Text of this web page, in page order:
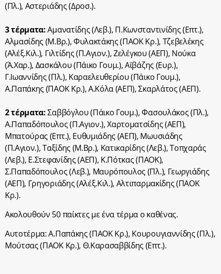
(Πλ.), Αστεριάδης (Δροσ.).
3 τέρματα:Αμανατίδης (Λεβ.), Π.Κωνσταντινίδης (Επτ.),
Αλμασίδης (Μ.Βρ.), Φυλακτάκης (ΠΑΟΚ Κρ.), Τζεβελέκης
(Αλέξ.Κιλ.), Γιλτίδης (Π.Αγιον.), Ζελέγκου (ΑΕΠ), Νούκα
(Ά.Χαρ.), Δασκάλου (Πάικο Γουμ.), Αϊβάζης (Ευρ.),
Γ.Ιωαννίδης (Πλ.), Καραελευθερίου (Πάικο Γουμ.),
Α.Παπάκης (ΠΑΟΚ Κρ.), Α.Κόλα (ΑΕΠ), Σκαρλάτος (ΑΕΠ).
2 τέρματα:Σαββόγλου (Πάικο Γουμ.), Φασουλάκος (Πλ.),
Α.Παπαδόπουλος (Π.Αγιον.), Χαρτοματσίδης (ΑΕΠ),
Μπατούρας (Επτ.), Ευθυμιάδης (ΑΕΠ), Μωυσιάδης
(Π.Αγιον.), Ταξίδης (Μ.Βρ.), Κατικαρίδης (Λεβ.), Τοπχαράς
(Λεβ.), Ε.Στεφανίδης (ΑΕΠ), Κ.Πότκας (ΠΑΟΚ),
Σ.Παπαδόπουλος (Λεβ.), Μαυρόπουλος (Πλ.), Γεωργιάδης
(ΑΕΠ), Γρηγοριάδης (Αλέξ.Κιλ.), Αλτιπαρμακίδης (ΠΑΟΚ
Κρ.).
Ακολουθούν 50 παίκτες με ένα τέρμα ο καθένας.
Αυτοτέρμα: Α.Παπάκης (ΠΑΟΚ Κρ.), Κουρουγιαννίδης (Πλ.),
Μούτσας (ΠΑΟΚ Κρ.), Θ.Καρασαββίδης (Επτ.).